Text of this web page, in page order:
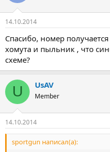
14.10.2014
Спасибо, номер
хомута и пыльник , что
схеме?
U UsAV
Member
14.10.2014
sportgun написал(а):